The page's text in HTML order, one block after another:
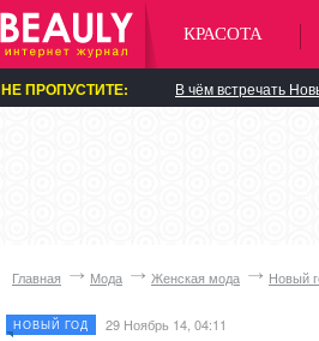
КРАСОТА
НЕ ПРОПУСТИТЕ: В чём встречать
Главная Мода Женская мода Новый
НОВЫЙ ГОД 29 Ноябрь 14, 04:11